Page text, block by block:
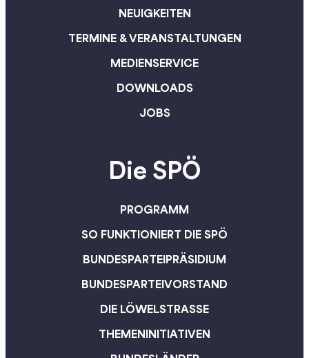
Arbeit leben können und
Pension. Faire Löhne sind
das wirksamste Mittel
NEUIGKEITEN
TERMINE & VERANSTALTUNGEN
MEDIENSERVICE
DOWNLOADS
JOBS
Die SPÖ
PROGRAMM
SO FUNKTIONIERT DIE SPÖ
BUNDESPARTEIPRÄSIDIUM
BUNDESPARTEIVORSTAND
DIE LÖWELSTRASSE
THEMENINITIATIVEN